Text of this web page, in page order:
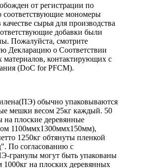
от регистрации по
мономеры
сырья для производства
добавки были
Пожалуйста, смотрите
Декларацию о Соответствии
материалов, контактирующих с
(DoC for PFCM).
обычно упаковываются
мешки весом 25кг каждый. 50
плоские деревянные
1100ммx1300ммx150мм),
1250кг обтянуты пленкой
По согласованию с
гранулы могут быть упакованы
1000кг на плоских деревянных